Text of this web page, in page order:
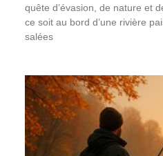
quête d’évasion, de nature et
ce soit au bord d’une rivière
salées